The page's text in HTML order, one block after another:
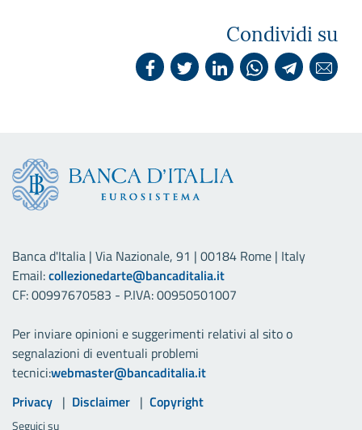
Condividi su
Banca d'Italia | Via Nazionale, 91 | 00184 Rome | Italy
Email:collezionedarte@bancaditalia.it
CF: 00997670583 - P.IVA: 00950501007
Per inviare opinioni e suggerimenti relativi al sito o
segnalazioni di eventuali problemi
tecnici:webmaster@bancaditalia.it
Link utili
Privacy Disclaimer Copyright
Seguici su